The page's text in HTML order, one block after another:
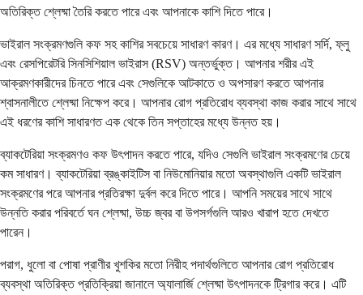
অতিরিক্ত শ্লেষ্মা তৈরি করতে পারে এবং আপনাকে কাশি দিতে পারে।
ভাইরাল সংক্রমণগুলি কফ সহ কাশির সবচেয়ে সাধারণ কারণ। এর মধ্যে সাধারণ সর্দি, ফ্লু
এবং রেসপিরেটরি সিনসিশিয়াল ভাইরাস (RSV) অন্তর্ভুক্ত। আপনার শরীর এই
আক্রমণকারীদের চিনতে পারে এবং সেগুলিকে আটকাতে ও অপসারণ করতে আপনার
শ্বাসনালীতে শ্লেষ্মা নিক্ষেপ করে। আপনার রোগ প্রতিরোধ ব্যবস্থা কাজ করার সাথে সাথে
এই ধরণের কাশি সাধারণত এক থেকে তিন সপ্তাহের মধ্যে উন্নত হয়।
ব্যাকটেরিয়া সংক্রমণও কফ উৎপাদন করতে পারে, যদিও সেগুলি ভাইরাল সংক্রমণের চেয়ে
কম সাধারণ। ব্যাকটেরিয়া ব্রঙ্কাইটিস বা নিউমোনিয়ার মতো অবস্থাগুলি একটি ভাইরাল
সংক্রমণের পরে আপনার প্রতিরক্ষা দুর্বল করে দিতে পারে। আপনি সময়ের সাথে সাথে
উন্নতি করার পরিবর্তে ঘন শ্লেষ্মা, উচ্চ জ্বর বা উপসর্গগুলি আরও খারাপ হতে দেখতে
পারেন।
পরাগ, ধুলো বা পোষা প্রাণীর খুশকির মতো নিরীহ পদার্থগুলিতে আপনার রোগ প্রতিরোধ
ব্যবস্থা অতিরিক্ত প্রতিক্রিয়া জানালে অ্যালার্জি শ্লেষ্মা উৎপাদনকে ট্রিগার করে। এটি